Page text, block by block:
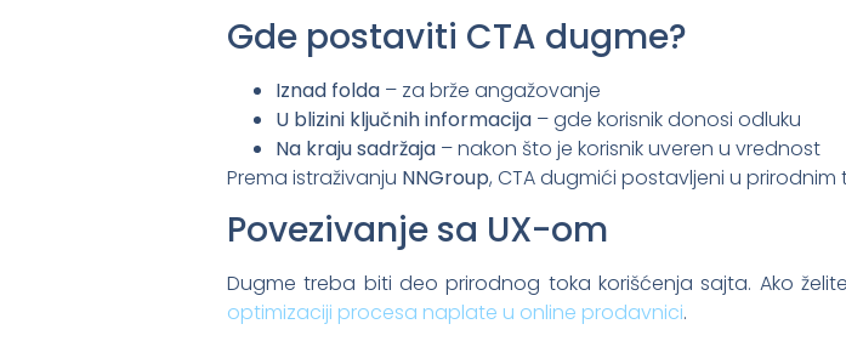
Gde postaviti CTA dugme?
Iznad folda – za brže angažovanje
U blizini ključnih informacija – gde korisnik donosi odluku
Na kraju sadržaja – nakon što je korisnik uveren u vrednost
Prema istraživanju NNGroup, CTA dugmići postavljeni u
Povezivanje sa UX-om
Dugme treba biti deo prirodnog toka korišćenja sajta. Ako
optimizaciji procesa naplate u online prodavnici.